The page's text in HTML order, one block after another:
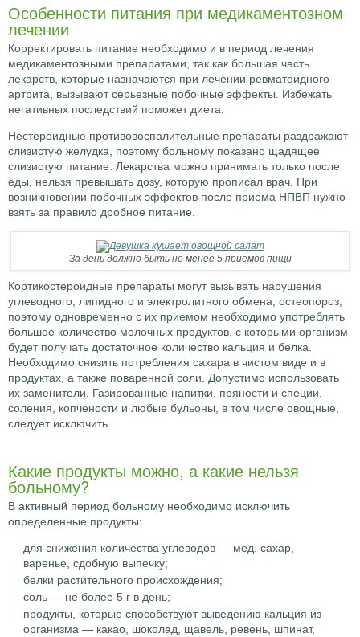
Особенности питания при медикаментозном
лечении
Корректировать питание необходимо и в период лечения
медикаментозными препаратами, так как большая часть
лекарств, которые назначаются при лечении ревматоидного
артрита, вызывают серьезные побочные эффекты. Избежать
негативных последствий поможет диета.
Нестероидные противовоспалительные препараты раздражают
слизистую желудка, поэтому больному показано щадящее
слизистую питание. Лекарства можно принимать только после
еды, нельзя превышать дозу, которую прописал врач. При
возникновении побочных эффектов после приема НПВП нужно
взять за правило дробное питание.
За день должно быть не менее 5 приемов пищи
Кортикостероидные препараты могут вызывать нарушения
углеводного, липидного и электролитного обмена, остеопороз,
поэтому одновременно с их приемом необходимо употреблять
большое количество молочных продуктов, с которыми организм
будет получать достаточное количество кальция и белка.
Необходимо снизить потребления сахара в чистом виде и в
продуктах, а также поваренной соли. Допустимо использовать
их заменители. Газированные напитки, пряности и специи,
соления, копчености и любые бульоны, в том числе овощные,
следует исключить.
Какие продукты можно, а какие нельзя
больному?
В активный период больному необходимо исключить
определенные продукты:
для снижения количества углеводов — мед, сахар,
варенье, сдобную выпечку;
белки растительного происхождения;
соль — не более 5 г в день;
продукты, которые способствуют выведению кальция из
организма — какао, шоколад, щавель, ревень, шпинат,